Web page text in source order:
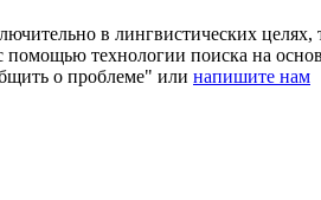
в лингвистических
помощью технологии поиска на
о проблеме" или напишите нам